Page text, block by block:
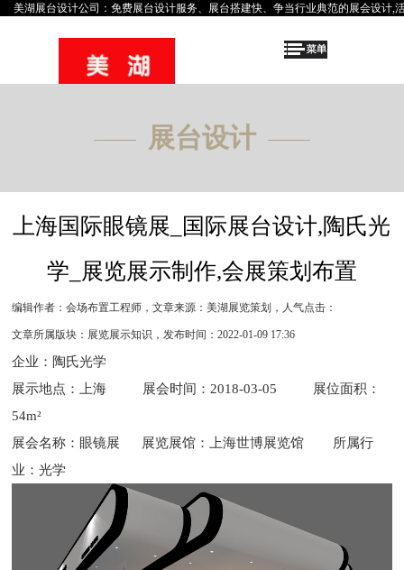
美湖展台设计公司 ：免费展台设计服务、 展台搭建快、争当行业典范的展会设计,
展台设计
上海国际眼镜展_国际展台设计,陶氏光
学_展览展示制作,会展策划布置
编辑作者：会场布置工程师 ，文章来源：美湖展览策划 ， 人气点击：
文章所属版块：展览展示知识 ，发布时间：2022-01-09 17:36
企业：陶氏光学
展示地点：上海 展会时间：2018-03-05 展位面积：
54m²
展会名称：眼镜展 展览展馆：上海世博展览馆 所属行
业：光学